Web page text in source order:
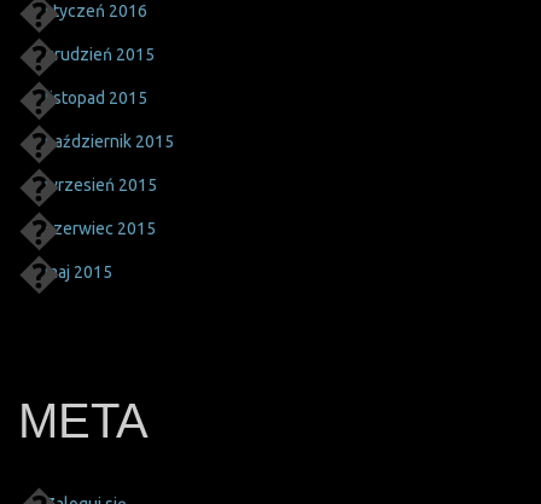
styczeń 2016
grudzień 2015
listopad 2015
październik 2015
wrzesień 2015
czerwiec 2015
maj 2015
META